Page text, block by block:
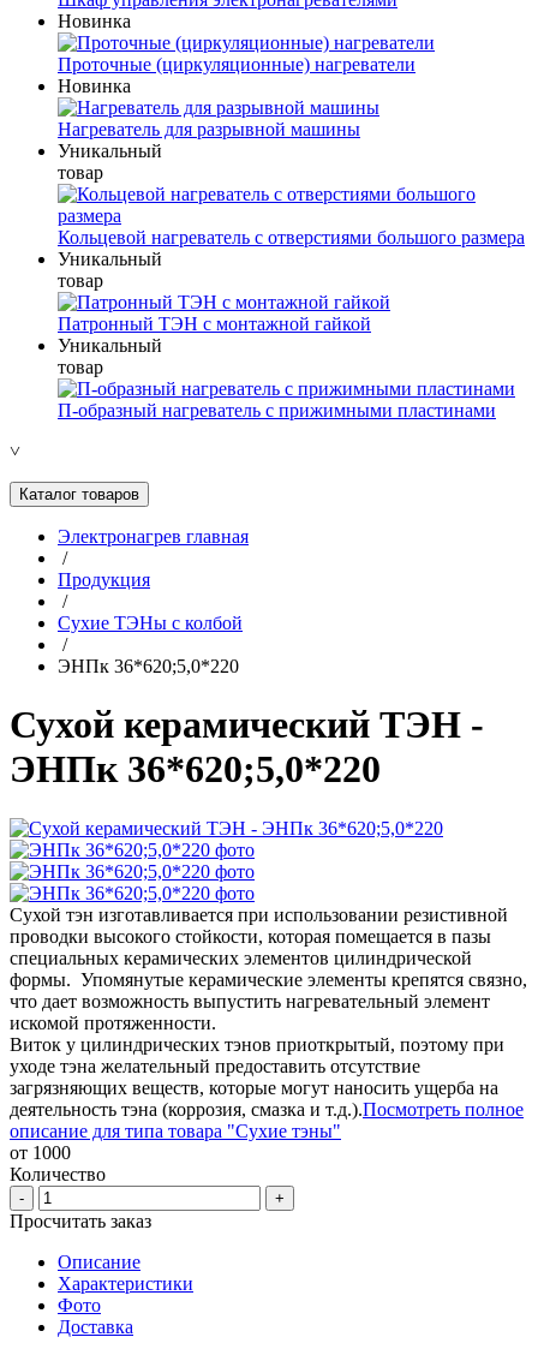
Новинка
Проточные (циркуляционные) нагреватели
Новинка
Нагреватель для разрывной машины
Уникальный
товар
Кольцевой нагреватель с отверстиями большого размера
Уникальный
товар
Патронный ТЭН с монтажной гайкой
Уникальный
товар
П-образный нагреватель с прижимными пластинами
˅
Каталог товаров
Электронагрев главная
/
Продукция
/
Сухие ТЭНы с колбой
/
ЭНПк 36*620;5,0*220
Сухой керамический ТЭН -
ЭНПк 36*620;5,0*220
Сухой тэн изготавливается при использовании резистивной
проводки высокого стойкости, которая помещается в пазы
специальных керамических элементов цилиндрической
формы. Упомянутые керамические элементы крепятся связно,
что дает возможность выпустить нагревательный элемент
искомой протяженности.
Виток у цилиндрических тэнов приоткрытый, поэтому при
уходе тэна желательный предоставить отсутствие
загрязняющих веществ, которые могут наносить ущерба на
деятельность тэна (коррозия, смазка и т.д.).Посмотреть полное
описание для типа товара "Сухие тэны"
от 1000
Количество
- +
Просчитать заказ
Описание
Характеристики
Фото
Доставка